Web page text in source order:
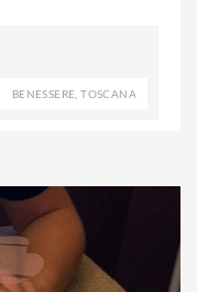
BENESSERE ,TOSCANA